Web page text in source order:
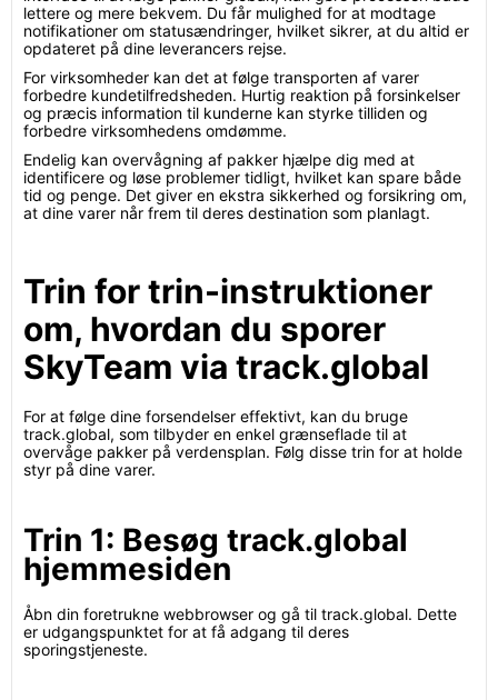
lettere og mere bekvem. Du får mulighed for at modtage
notifikationer om statusændringer, hvilket sikrer, at du altid er
opdateret på dine leverancers rejse.
For virksomheder kan det at følge transporten af varer
forbedre kundetilfredsheden. Hurtig reaktion på forsinkelser
og præcis information til kunderne kan styrke tilliden og
forbedre virksomhedens omdømme.
Endelig kan overvågning af pakker hjælpe dig med at
identificere og løse problemer tidligt, hvilket kan spare både
tid og penge. Det giver en ekstra sikkerhed og forsikring om,
at dine varer når frem til deres destination som planlagt.
Trin for trin-instruktioner
om, hvordan du sporer
SkyTeam via track.global
For at følge dine forsendelser effektivt, kan du bruge
track.global, som tilbyder en enkel grænseflade til at
overvåge pakker på verdensplan. Følg disse trin for at holde
styr på dine varer.
Trin 1: Besøg track.global
hjemmesiden
Åbn din foretrukne webbrowser og gå til track.global. Dette
er udgangspunktet for at få adgang til deres
sporingstjeneste.